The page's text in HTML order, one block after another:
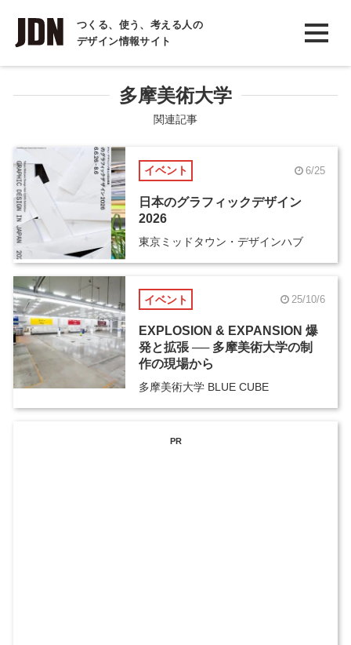
つくる、使う、考える人の
デザイン情報サイト
INTERVIEW
インタビュー
COLUMN
多摩美術大学
関連記事
イベント 6/25
日本のグラフィックデザイン
2026
東京ミッドタウン・デザインハブ
イベント 25/10/6
EXPLOSION & EXPANSION 爆
発と拡張 ── 多摩美術大学の制
作の現場から
多摩美術大学 BLUE CUBE
PR